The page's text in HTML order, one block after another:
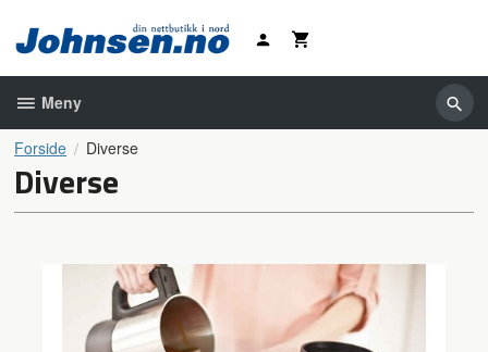
innholdet
Meny
Forside Diverse
Diverse